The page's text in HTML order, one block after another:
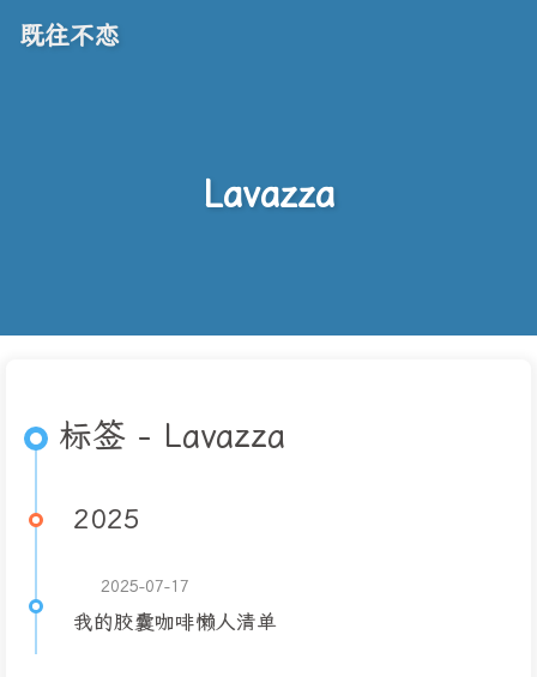
既往不恋
Lavazza
标签 - Lavazza
2025
2025-07-17
我的胶囊咖啡懒人清单